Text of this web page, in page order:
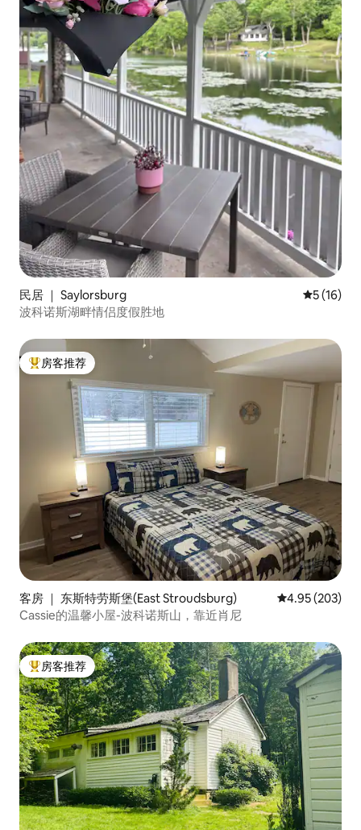
民居 ｜ Saylorsburg 平均评分
5 (16)
波科诺斯湖畔情侣度假胜地
热门「房客推荐」
房客推荐
客房 ｜ 东斯特劳斯堡(East Stroudsburg) 平均评分 4.95
4.95 (203)
Cassie的温馨小屋-波科诺斯山，靠近肖尼
热门「房客推荐」
房客推荐